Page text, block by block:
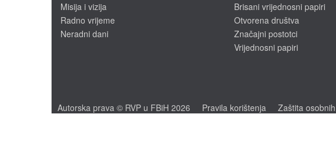
Misija i vizija
Radno vrijeme
Neradni dani
Brisani vrijednosni papiri
Otvorena društva
Značajni postotci
Vrijednosni papiri
Autorska prava © RVP u FBiH 2026 Pravila korištenja Zaštita